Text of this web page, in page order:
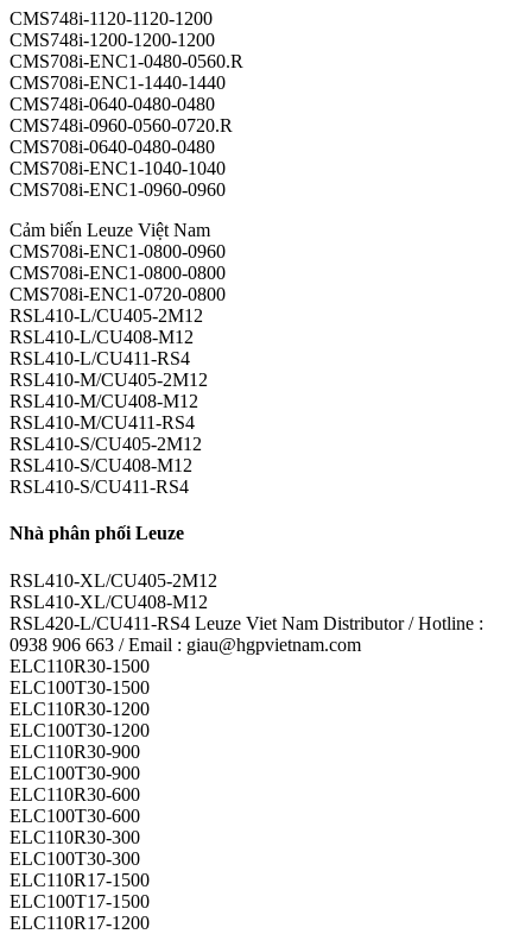
CMS748i-1120-1120-1200
CMS748i-1200-1200-1200
CMS708i-ENC1-0480-0560.R
CMS708i-ENC1-1440-1440
CMS748i-0640-0480-0480
CMS748i-0960-0560-0720.R
CMS708i-0640-0480-0480
CMS708i-ENC1-1040-1040
CMS708i-ENC1-0960-0960
Cảm biến Leuze Việt Nam
CMS708i-ENC1-0800-0960
CMS708i-ENC1-0800-0800
CMS708i-ENC1-0720-0800
RSL410-L/CU405-2M12
RSL410-L/CU408-M12
RSL410-L/CU411-RS4
RSL410-M/CU405-2M12
RSL410-M/CU408-M12
RSL410-M/CU411-RS4
RSL410-S/CU405-2M12
RSL410-S/CU408-M12
RSL410-S/CU411-RS4
Nhà phân phối Leuze
RSL410-XL/CU405-2M12
RSL410-XL/CU408-M12
RSL420-L/CU411-RS4 Leuze Viet Nam Distributor / Hotline :
0938 906 663 / Email : giau@hgpvietnam.com
ELC110R30-1500
ELC100T30-1500
ELC110R30-1200
ELC100T30-1200
ELC110R30-900
ELC100T30-900
ELC110R30-600
ELC100T30-600
ELC110R30-300
ELC100T30-300
ELC110R17-1500
ELC100T17-1500
ELC110R17-1200